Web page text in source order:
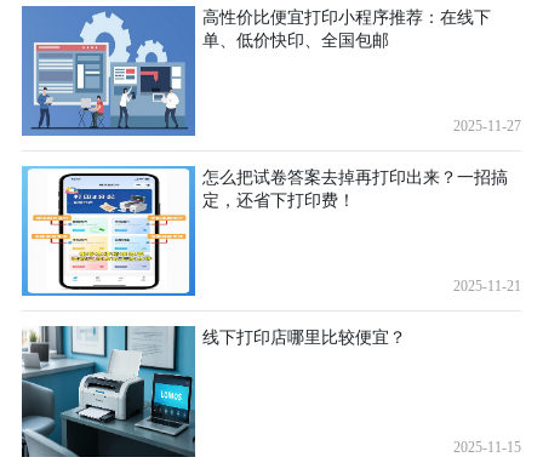
高性价比便宜打印小程序推荐：在线下
单、低价快印、全国包邮
2025-11-27
怎么把试卷答案去掉再打印出来？一招搞
定，还省下打印费！
2025-11-21
线下打印店哪里比较便宜？
2025-11-15